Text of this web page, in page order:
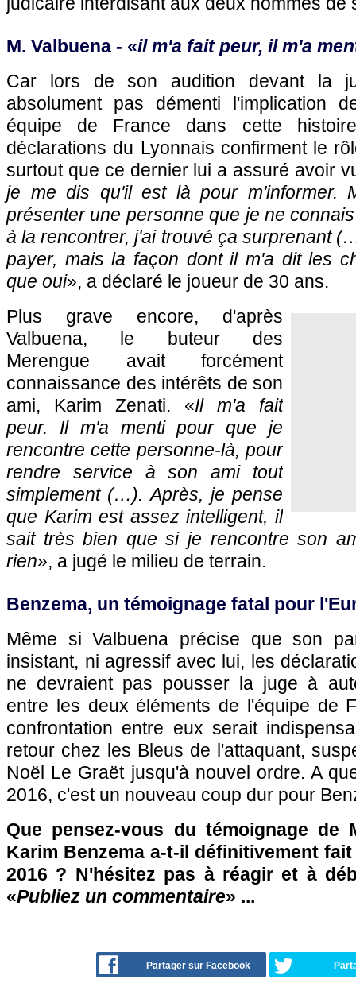
M. Valbuena - «il m'a fait peur, il m'a
Car lors de son audition devant la
absolument pas démenti l'implication
équipe de France dans cette
déclarations du Lyonnais confirment le
surtout que ce dernier lui a assuré avoir
je me dis qu'il est là pour m'informer.
présenter une personne que je ne
à la rencontrer, j'ai trouvé ça surprenant
payer, mais la façon dont il m'a dit les
que oui», a déclaré le joueur de 30 ans.
Plus grave encore, d'après
Valbuena, le buteur des
Merengue avait forcément
connaissance des intérêts de son
ami, Karim Zenati. «Il m'a fait
peur. Il m'a menti pour que je
rencontre cette personne-là, pour
rendre service à son ami tout
simplement (…). Après, je pense
que Karim est assez intelligent, il
sait très bien que si je rencontre son
rien», a jugé le milieu de terrain.
Benzema, un témoignage fatal pour
Même si Valbuena précise que son
insistant, ni agressif avec lui, les
ne devraient pas pousser la juge à
entre les deux éléments de l'équipe de
confrontation entre eux serait
retour chez les Bleus de l'attaquant,
Noël Le Graët jusqu'à nouvel ordre. A
2016, c'est un nouveau coup dur pour
Que pensez-vous du témoignage de
Karim Benzema a-t-il définitivement
2016 ? N'hésitez pas à réagir et à
«Publiez un commentaire» ...
Partager sur Facebook